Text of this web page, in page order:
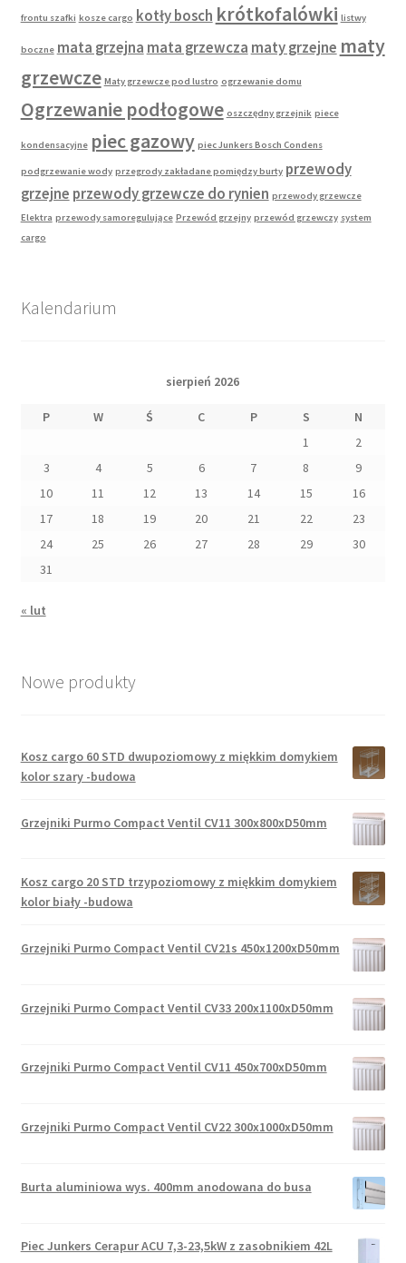
frontu szafki kosze cargo kotły bosch krótkofalówki listwy
boczne mata grzejna mata grzewcza maty grzejne maty
grzewcze Maty grzewcze pod lustro ogrzewanie domu
Ogrzewanie podłogowe oszczędny grzejnik piece
kondensacyjne piec gazowy piec Junkers Bosch Condens
podgrzewanie wody przegrody zakładane pomiędzy burty przewody
grzejne przewody grzewcze do rynien przewody grzewcze
Elektra przewody samoregulujące Przewód grzejny przewód grzewczy system
cargo
Kalendarium
sierpień 2026
P W Ś C P S
N
1
2
3
4 5 6 7 8
9
10
11 12 13 14 15
16
17
18 19 20 21 22
23
24
25 26 27 28 29
30
31
« lut
Nowe produkty
Kosz cargo 60 STD dwupoziomowy z miękkim domykiem
kolor szary -budowa
Grzejniki Purmo Compact Ventil CV11 300x800xD50mm
Kosz cargo 20 STD trzypoziomowy z miękkim domykiem
kolor biały -budowa
Grzejniki Purmo Compact Ventil CV21s 450x1200xD50mm
Grzejniki Purmo Compact Ventil CV33 200x1100xD50mm
Grzejniki Purmo Compact Ventil CV11 450x700xD50mm
Grzejniki Purmo Compact Ventil CV22 300x1000xD50mm
Burta aluminiowa wys. 400mm anodowana do busa
Piec Junkers Cerapur ACU 7,3-23,5kW z zasobnikiem 42L